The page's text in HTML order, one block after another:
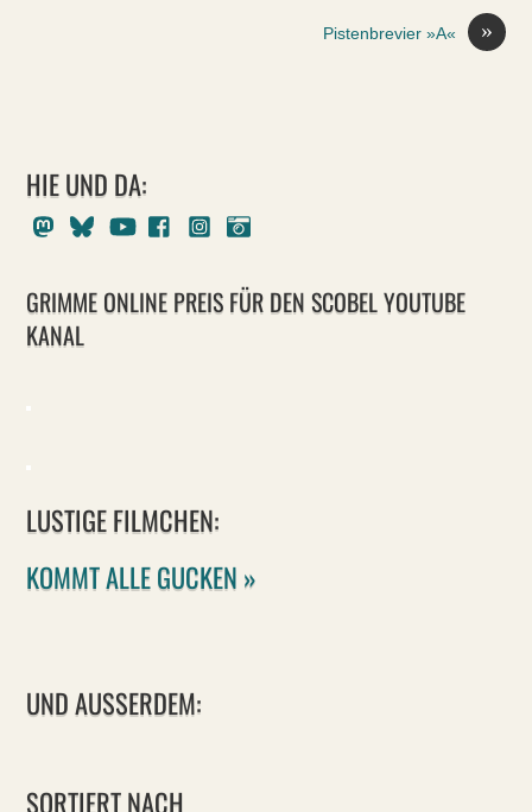
»
Pistenbrevier »A«
HIE UND DA:
MastodonBlueskyYoutubeFacebookInstagram
GRIMME ONLINE PREIS FÜR DEN SCOBEL YOUTUBE
KANAL
LUSTIGE FILMCHEN:
KOMMT ALLE GUCKEN »
UND AUSSERDEM:
SORTIERT NACH